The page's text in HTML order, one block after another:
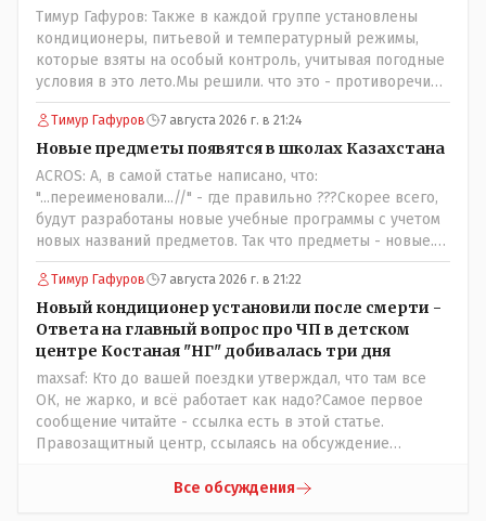
Тимур Гафуров: Также в каждой группе установлены
кондиционеры, питьевой и температурный режимы,
которые взяты на особый контроль, учитывая погодные
условия в это лето.Мы решили. что это - противоречие.
Вы считаете иначе?Ну тут противоречия нет. Этот
комментарий прозвучал на следующий день после
трагедии, то есть 29 июля, когда спешно установили и
воду, и новые кондиционеры, и впервые поставили
температурный режим на контроль. То есть первая
часть - информация до трагедии, вторая часть -
информация после трагедии, когда все уже было
Тимур Гафуров 7 августа 2026 г. в 21:24
Новые предметы появятся в школах Казахстана
ACROS: А, в самой статье написано, что:
"...переименовали...//" - где правильно ???Скорее всего,
будут разработаны новые учебные программы с учетом
новых названий предметов. Так что предметы - новые.
Хоть и переименованные)
Тимур Гафуров 7 августа 2026 г. в 21:22
Новый кондиционер установили после смерти -
Ответа на главный вопрос про ЧП в детском
центре Костаная "НГ" добивалась три дня
maxsaf: Кто до вашей поездки утверждал, что там все
ОК, не жарко, и всё работает как надо?Самое первое
сообщение читайте - ссылка есть в этой статье.
Правозащитный центр, ссылаясь на обсуждение
прислали ему в виде аудиосообщений, пишет, что
Все обсуждения